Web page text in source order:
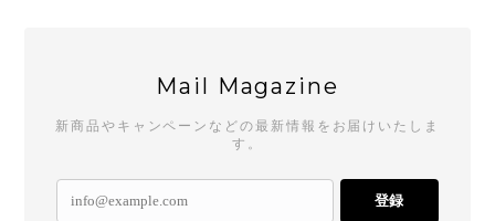
Mail Magazine
新商品やキャンペーンなどの最新情報をお届けいたしま
す。
登録